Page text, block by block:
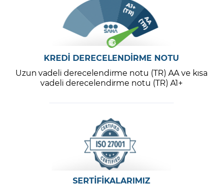
KREDİ DERECELENDİRME NOTU
Uzun vadeli derecelendirme notu (TR) AA ve kısa
vadeli derecelendirme notu (TR) A1+
SERTİFİKALARIMIZ